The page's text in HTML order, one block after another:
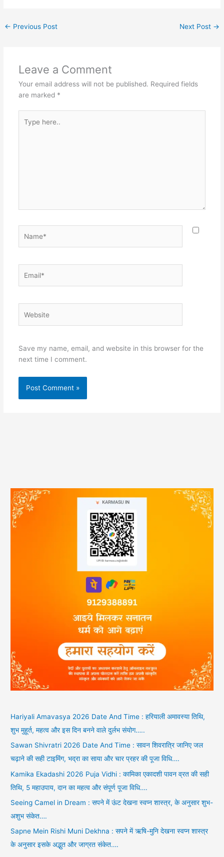
← Previous Post Next Post →
Leave a Comment
Your email address will not be published. Required fields
are marked *
here..
Save my name, email, and website in this browser for the
next time I comment.
Hariyali Amavasya 2026 Date And Time : हरियाली अमावस्या तिथि,
शुभ मुहूर्त, महत्व और इस दिन बनने वाले दुर्लभ संयोग…..
Sawan Shivratri 2026 Date And Time : सावन शिवरात्रि जानिए जल
चढ़ाने की सही टाइमिंग, भद्रा का साया और चार प्रहर की पूजा विधि….
Kamika Ekadashi 2026 Puja Vidhi : कामिका एकादशी पावन व्रत की सही
तिथि, 5 महाउपाय, दान का महत्व और संपूर्ण पूजा विधि….
Seeing Camel in Dream : सपने में ऊंट देखना स्वप्न शास्त्र, के अनुसार शुभ-
अशुभ संकेत….
Sapne Mein Rishi Muni Dekhna : सपने में ऋषि-मुनि देखना स्वप्न शास्त्र
के अनुसार इसके अद्भुत और जाग्रत संकेत….